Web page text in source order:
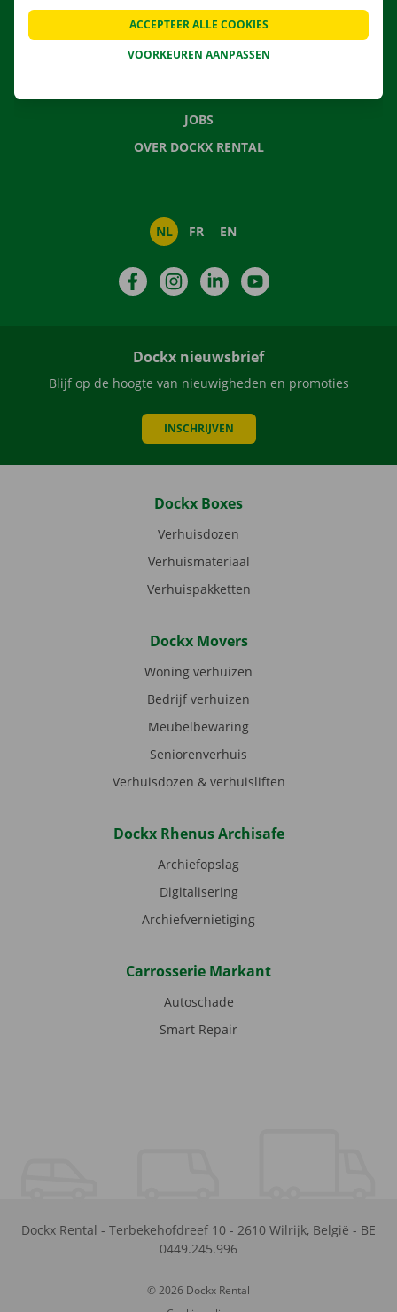
CONTACTEER ONS
VEELGESTELDE VRAGEN
NIEUWS
JOBS
OVER DOCKX RENTAL
NL FR EN
FacebookInstagramLinkedIn
Dockx nieuwsbrief
Blijf op de hoogte van nieuwigheden en promoties
INSCHRIJVEN
Dockx Boxes
Verhuisdozen
Verhuismateriaal
Verhuispakketten
Dockx Movers
Woning verhuizen
Bedrijf verhuizen
Meubelbewaring
Seniorenverhuis
Verhuisdozen & verhuisliften
Dockx Rhenus Archisafe
Archiefopslag
Digitalisering
Archiefvernietiging
Carrosserie Markant
Autoschade
Smart Repair
Dockx Rental - Terbekehofdreef 10 - 2610 Wilrijk, België - BE
0449.245.996
© 2026 Dockx Rental
VOORKEUREN AANPASSEN
ACCEPTEER ALLE COOKIES